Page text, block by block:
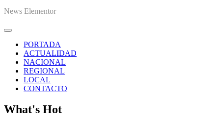
News Elementor
PORTADA
ACTUALIDAD
NACIONAL
REGIONAL
LOCAL
CONTACTO
What's Hot